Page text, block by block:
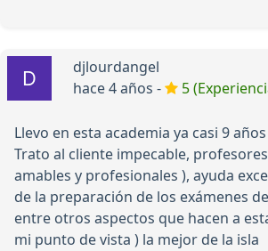
djlourdangel
hace 4 años -
5
Llevo en esta academia ya casi 9
Trato al cliente impecable,
amables y profesionales ), ayuda
de la preparación de los exámenes
entre otros aspectos que hacen a
mi punto de vista ) la mejor de la isla